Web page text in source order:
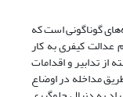
گوناگونی است که
عدالت کیفری به کار
تدابیر و اقدامات
مداخله در اوضاع